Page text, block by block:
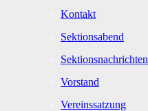
Kontakt
Sektionsabend
Sektionsnachrichten
Vorstand
Vereinssatzung